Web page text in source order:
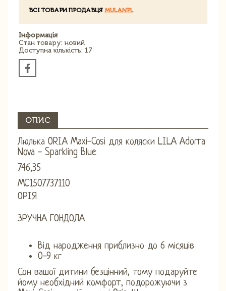
ВСІ ТОВАРИ ПРОДАВЦЯ MULANPL
Інформація
Стан товару: новий
Доступна кількість: 17
ОПИС
Люлька ORIA Maxi-Cosi для коляски LILA Adorra
Nova - Sparkling Blue
746,35
MC1507737110
ОРІЯ
ЗРУЧНА ГОНДОЛА
Від народження приблизно до 6 місяців
0-9 кг
Сон вашої дитини безцінний, тому подаруйте
йому необхідний комфорт, подорожуючи з